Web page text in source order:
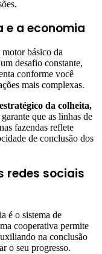
e a economia
básico da
desafio constante,
conforme você
mais complexas.
da colheita,
que as linhas de
fazendas reflete
de conclusão dos
redes sociais
é o sistema de
cooperativa permite
na conclusão
o seu progresso.